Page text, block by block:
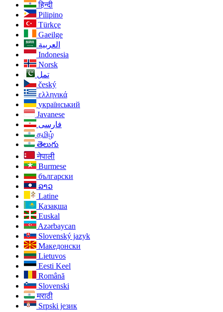
हिन्दी
Pilipino
Türkçe
Gaeilge
العربية
Indonesia
Norsk‎
تمل
český
ελληνικά
український
Javanese
فارسی
தமிழ்
తెలుగు
नेपाली
Burmese
български
ລາວ
Latine
Қазақша
Euskal
Azərbaycan
Slovenský jazyk
Македонски
Lietuvos
Eesti Keel
Română
Slovenski
मराठी
Srpski језик